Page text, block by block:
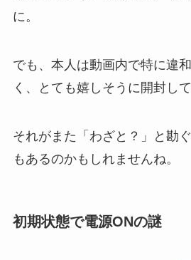
に。
でも、本人は動画内で特に違
く、とても嬉しそうに開封して
それがまた「わざと？」と勘
もあるのかもしれませんね。
初期状態で電源ONの謎